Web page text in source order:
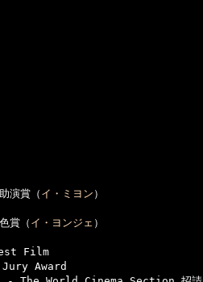
演賞（ イ・ミヨン ）
賞（ イ・ヨンジェ ）
Film
Award